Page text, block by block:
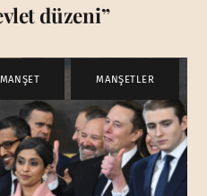
düzeni”
MANŞET MANŞETLER